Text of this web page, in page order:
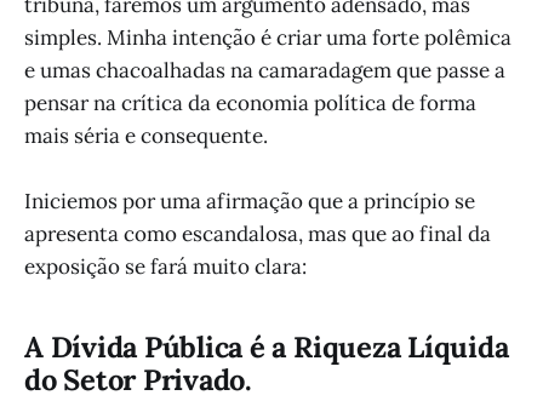
simples. Minha intenção é criar uma forte polêmica
e umas chacoalhadas na camaradagem que passe a
pensar na crítica da economia política de forma
mais séria e consequente.
Iniciemos por uma afirmação que a princípio se
apresenta como escandalosa, mas que ao final da
exposição se fará muito clara:
A Dívida Pública é a Riqueza Líquida
do Setor Privado.